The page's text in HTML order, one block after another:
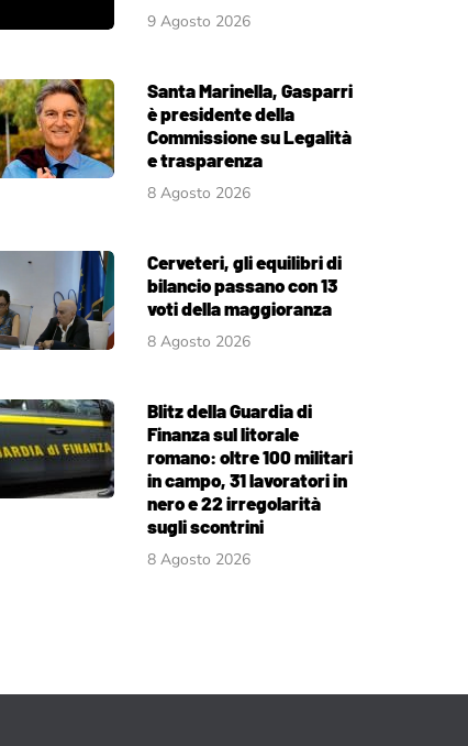
9 Agosto 2026
Santa Marinella, Gasparri
è presidente della
Commissione su Legalità
e trasparenza
8 Agosto 2026
Cerveteri, gli equilibri di
bilancio passano con 13
voti della maggioranza
8 Agosto 2026
Blitz della Guardia di
Finanza sul litorale
romano: oltre 100 militari
in campo, 31 lavoratori in
nero e 22 irregolarità
sugli scontrini
8 Agosto 2026